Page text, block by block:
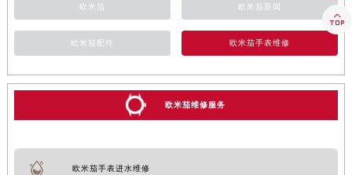
欧米茄 欧米茄新闻
欧米茄配件 欧米茄手表维修
欧米茄维修服务
欧米茄手表进水维修
